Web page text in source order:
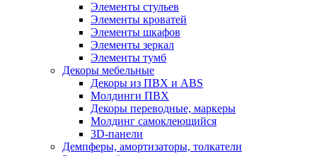
Элементы стульев
Элементы кроватей
Элементы шкафов
Элементы зеркал
Элементы тумб
Декоры мебельные
Декоры из ПВХ и ABS
Молдинги ПВХ
Декоры переводные, маркеры
Молдинг самоклеющийся
3D-панели
Демпферы, амортизаторы, толкатели